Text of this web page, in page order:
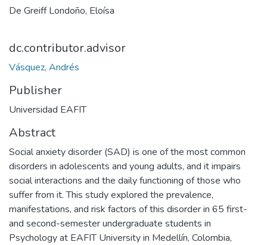
De Greiff Londoño, Eloísa
dc.contributor.advisor
Vásquez, Andrés
Publisher
Universidad EAFIT
Abstract
Social anxiety disorder (SAD) is one of the most common
disorders in adolescents and young adults, and it impairs
social interactions and the daily functioning of those who
suffer from it. This study explored the prevalence,
manifestations, and risk factors of this disorder in 65 first-
and second-semester undergraduate students in
Psychology at EAFIT University in Medellín, Colombia,